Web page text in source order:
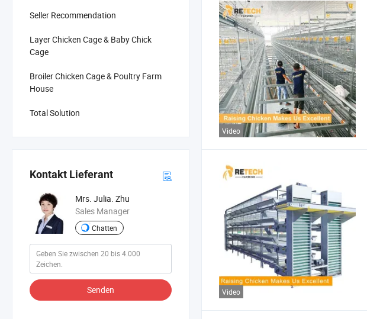
Seller Recommendation
Layer Chicken Cage & Baby Chick
Cage
Broiler Chicken Cage & Poultry Farm
House
Total Solution
Kontakt Lieferant
Mrs. Julia. Zhu
Sales Manager
Chatten
Senden
Video
Video